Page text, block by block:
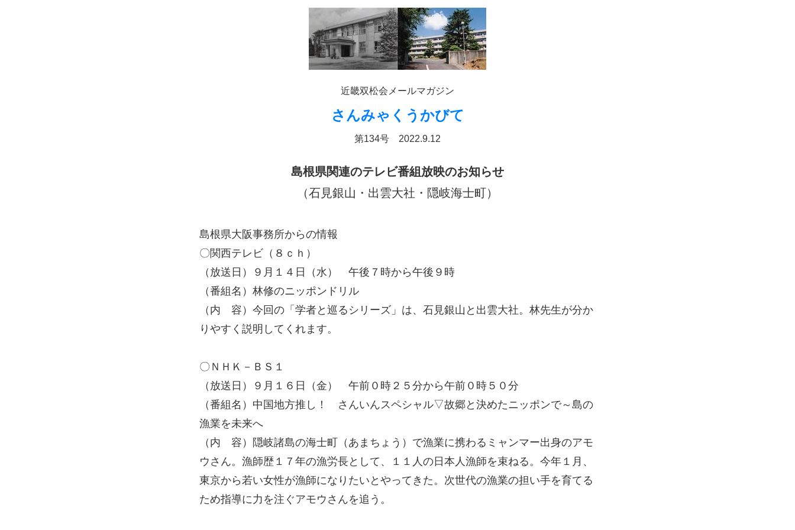
近畿双松会メールマガジン
さんみゃくうかびて
第134号 2022.9.12
島根県関連のテレビ番組放映のお知らせ
（石見銀山・出雲大社・隠岐海士町）
島根県大阪事務所からの情報
〇関西テレビ（８ｃｈ）
（放送日）９月１４日（水） 午後７時から午後９時
（番組名）林修のニッポンドリル
（内 容）今回の「学者と巡るシリーズ」は、石見銀山と出雲大社。林先生が分か
りやすく説明してくれます。
〇ＮＨＫ－ＢＳ１
（放送日）９月１６日（金） 午前０時２５分から午前０時５０分
（番組名）中国地方推し！ さんいんスペシャル▽故郷と決めたニッポンで～島の
漁業を未来へ
（内 容）隠岐諸島の海士町（あまちょう）で漁業に携わるミャンマー出身のアモ
ウさん。漁師歴１７年の漁労長として、１１人の日本人漁師を束ねる。今年１月、
東京から若い女性が漁師になりたいとやってきた。次世代の漁業の担い手を育てる
ため指導に力を注ぐアモウさんを追う。